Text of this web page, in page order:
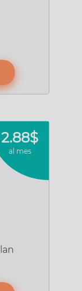
2.88$
al mes